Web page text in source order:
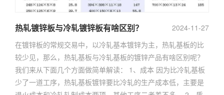
2024-11-27
热轧镀锌板与冷轧镀锌板有啥区别？
在镀锌板的常规交易中，以冷轧基本镀锌为主，热轧基板的比
较少见，那么，热轧基板与冷轧基板的镀锌产品有啥区别呢？
我们来从下面几个方面做简单解读： 1、成本 因为比冷轧基板
少了一道工序，热轧基板镀锌要比冷轧的生产成本低，主要是